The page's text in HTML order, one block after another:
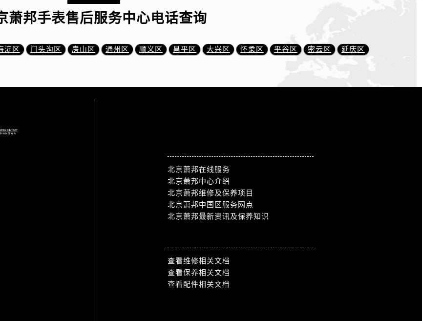
萧邦手表售后服务中心电话查询
淀区 门头沟区 房山区 通州区 顺义区 昌平区 大兴区 怀柔区 平谷区 密云区 延庆区
北京萧邦在线服务
北京萧邦中心介绍
北京萧邦维修及保养项目
北京萧邦中国区服务网点
北京萧邦最新资讯及保养知识
查看维修相关文档
查看保养相关文档
查看配件相关文档